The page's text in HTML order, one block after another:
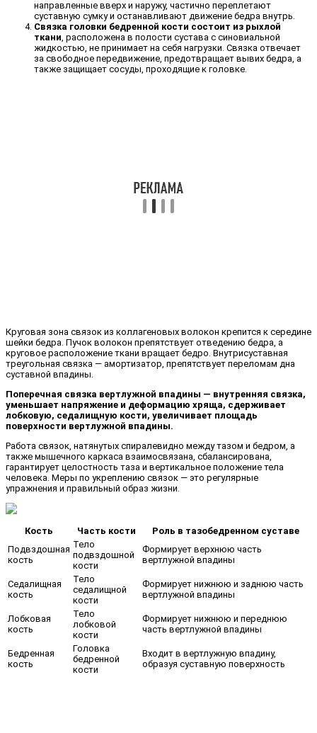
направленные вверх и наружу, частично переплетают
суставную сумку и останавливают движение бедра внутрь.
Связка головки бедренной кости состоит из рыхлой
ткани , расположена в полости сустава с синовиальной
жидкостью, не принимает на себя нагрузки. Связка отвечает
за свободное передвижение, предотвращает вывих бедра, а
также защищает сосуды, проходящие к головке.
Круговая зона связок из коллагеновых волокон крепится к середине
шейки бедра. Пучок волокон препятствует отведению бедра, а
круговое расположение ткани вращает бедро. Внутрисуставная
треугольная связка — амортизатор, препятствует переломам дна
суставной впадины.
Поперечная связка вертлужной впадины — внутренняя связка,
уменьшает напряжение и деформацию хряща, сдерживает
лобковую, седалищную кости, увеличивает площадь
поверхности вертлужной впадины.
Работа связок, натянутых спиралевидно между тазом и бедром, а
также мышечного каркаса взаимосвязана, сбалансирована,
гарантирует целостность таза и вертикальное положение тела
человека. Меры по укреплению связок — это регулярные
упражнения и правильный образ жизни.
Кость Часть кости
Роль в тазобедренном суставе
Подвздошная
кость
Тело
подвздошной
кости
Формирует верхнюю часть
вертлужной впадины
Седалищная
кость
Тело
седалищной
кости
Формирует нижнюю и заднюю часть
вертлужной впадины
Лобковая
кость
Тело
лобковой
кости
Формирует нижнюю и переднюю
часть вертлужной впадины
Бедренная
кость
Головка
бедренной
кости
Входит в вертлужную впадину,
образуя суставную поверхность